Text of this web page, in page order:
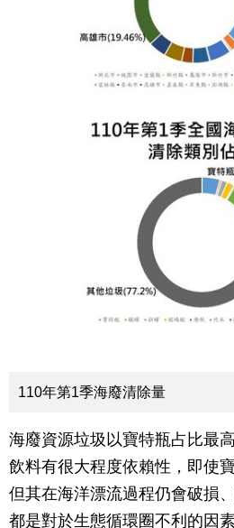
110年第1季海廢清除量
海廢資源垃圾以寶特瓶占比最
飲料有很大程度依賴性，即使
但其在海洋漂流過程仍會破損
都是對於生態循環圈不利的因素